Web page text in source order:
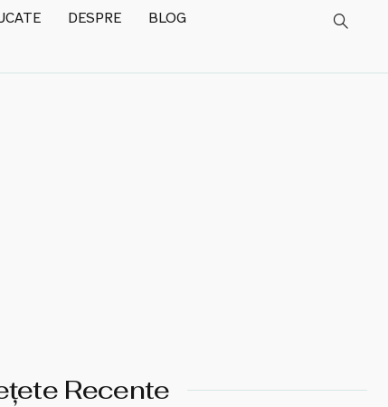
DESPRE
BLOG
Recente